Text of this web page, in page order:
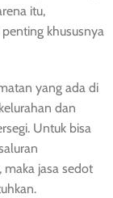
itu,
khususnya
yang ada di
dan
Untuk bisa
maka jasa sedot